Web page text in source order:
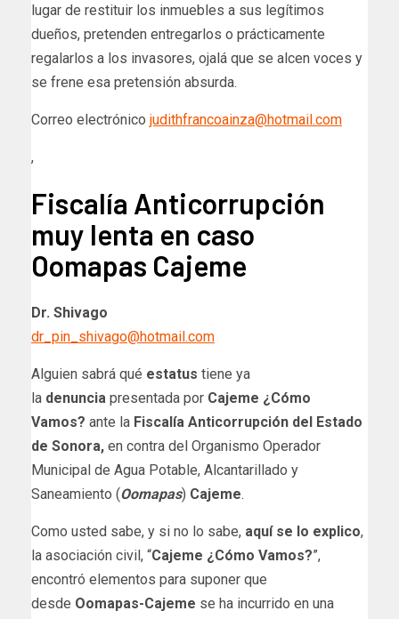
lugar de restituir los inmuebles a sus legítimos
dueños, pretenden entregarlos o prácticamente
regalarlos a los invasores, ojalá que se alcen voces y
se frene esa pretensión absurda.
Correo electrónico judithfrancoainza@hotmail.com
,
Fiscalía Anticorrupción
muy lenta en caso
Oomapas Cajeme
Dr. Shivago
dr_pin_shivago@hotmail.com
Alguien sabrá qué estatus tiene ya
la denuncia presentada por Cajeme ¿Cómo
Vamos? ante la Fiscalía Anticorrupción del Estado
de Sonora, en contra del Organismo Operador
Municipal de Agua Potable, Alcantarillado y
Saneamiento (Oomapas) Cajeme.
Como usted sabe, y si no lo sabe, aquí se lo explico,
la asociación civil, “Cajeme ¿Cómo Vamos?”,
encontró elementos para suponer que
desde Oomapas-Cajeme se ha incurrido en una